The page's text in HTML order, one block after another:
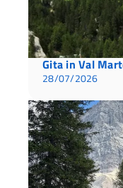
Gita in Val
28/07/2026